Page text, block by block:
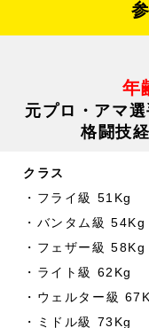
年
元プロ・アマ
格闘技
クラス
・フライ級 51Kg
・バンタム級 54Kg
・フェザー級 58Kg
・ライト級 62Kg
・ウェルター級
・ミドル級 73Kg